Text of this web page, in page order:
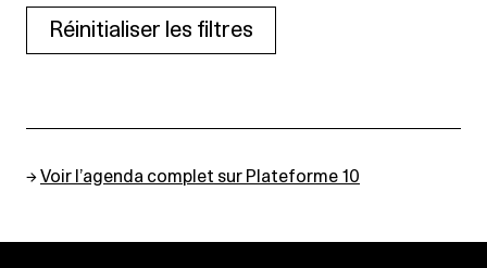
Réinitialiser les filtres
→Voir l’agenda complet sur Plateforme 10